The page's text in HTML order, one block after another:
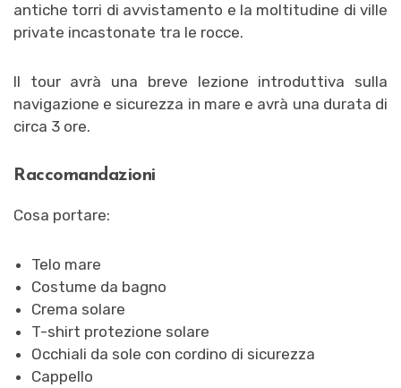
antiche torri di avvistamento e la moltitudine di ville
private incastonate tra le rocce.
Il tour avrà una breve lezione introduttiva sulla
navigazione e sicurezza in mare e avrà una durata di
circa 3 ore.
Raccomandazioni
Cosa portare:
Telo mare
Costume da bagno
Crema solare
T-shirt protezione solare
Occhiali da sole con cordino di sicurezza
Cappello